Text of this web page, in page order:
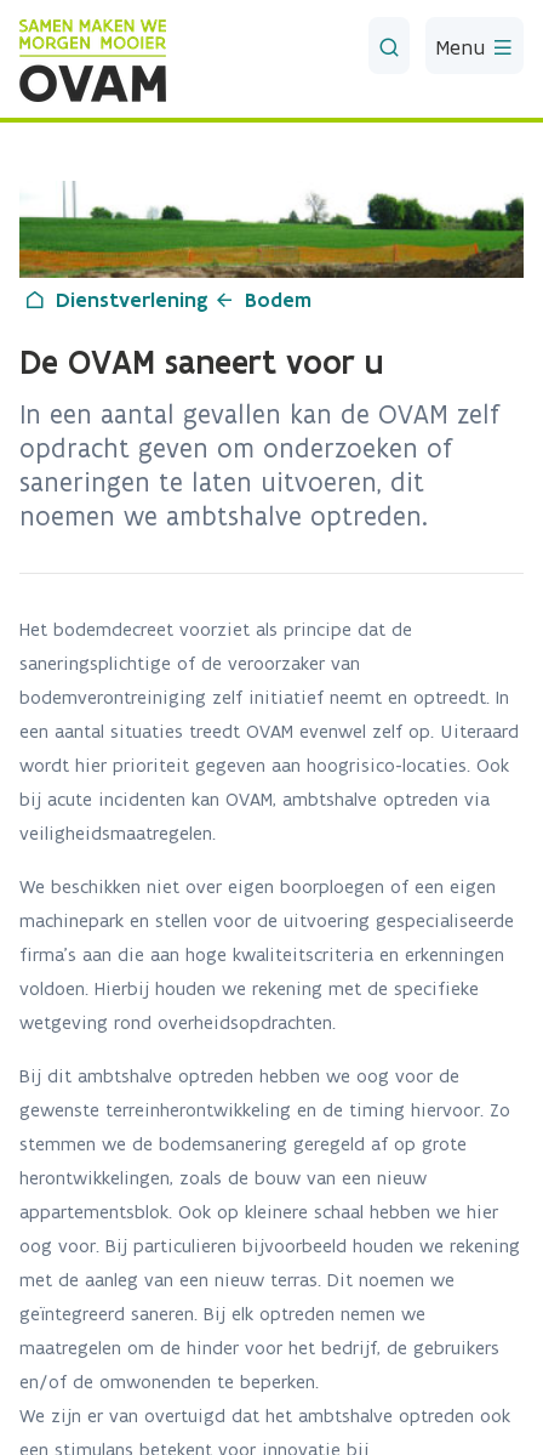
Skip to Main Content
Menu
Dienstverlening Bodem
De OVAM saneert voor u
In een aantal gevallen kan de OVAM zelf
opdracht geven om onderzoeken of
saneringen te laten uitvoeren, dit
noemen we ambtshalve optreden.
Het bodemdecreet voorziet als principe dat de
saneringsplichtige of de veroorzaker van
bodemverontreiniging zelf initiatief neemt en optreedt. In
een aantal situaties treedt OVAM evenwel zelf op. Uiteraard
wordt hier prioriteit gegeven aan hoogrisico-locaties. Ook
bij acute incidenten kan OVAM, ambtshalve optreden via
veiligheidsmaatregelen.
We beschikken niet over eigen boorploegen of een eigen
machinepark en stellen voor de uitvoering gespecialiseerde
firma's aan die aan hoge kwaliteitscriteria en erkenningen
voldoen. Hierbij houden we rekening met de specifieke
wetgeving rond overheidsopdrachten.
Bij dit ambtshalve optreden hebben we oog voor de
gewenste terreinherontwikkeling en de timing hiervoor. Zo
stemmen we de bodemsanering geregeld af op grote
herontwikkelingen, zoals de bouw van een nieuw
appartementsblok. Ook op kleinere schaal hebben we hier
oog voor. Bij particulieren bijvoorbeeld houden we rekening
met de aanleg van een nieuw terras. Dit noemen we
geïntegreerd saneren. Bij elk optreden nemen we
maatregelen om de hinder voor het bedrijf, de gebruikers
en/of de omwonenden te beperken.
We zijn er van overtuigd dat het ambtshalve optreden ook
een stimulans betekent voor innovatie bij